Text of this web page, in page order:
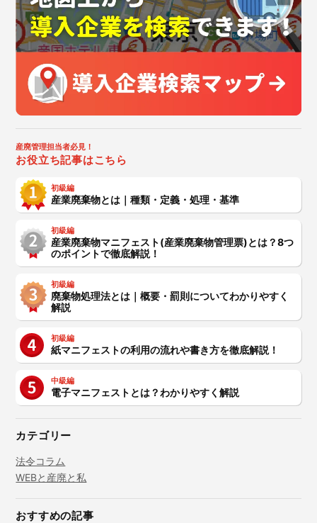
産廃管理担当者必見！
お役立ち記事はこちら
初級編
産業廃棄物とは｜種類・定義・処理・基準
初級編
産業廃棄物マニフェスト(産業廃棄物管理票)とは？8つ
のポイントで徹底解説！
初級編
廃棄物処理法とは｜概要・罰則についてわかりやすく
解説
初級編
紙マニフェストの利用の流れや書き方を徹底解説！
中級編
電子マニフェストとは？わかりやすく解説
カテゴリー
法令コラム
WEBと産廃と私
おすすめの記事